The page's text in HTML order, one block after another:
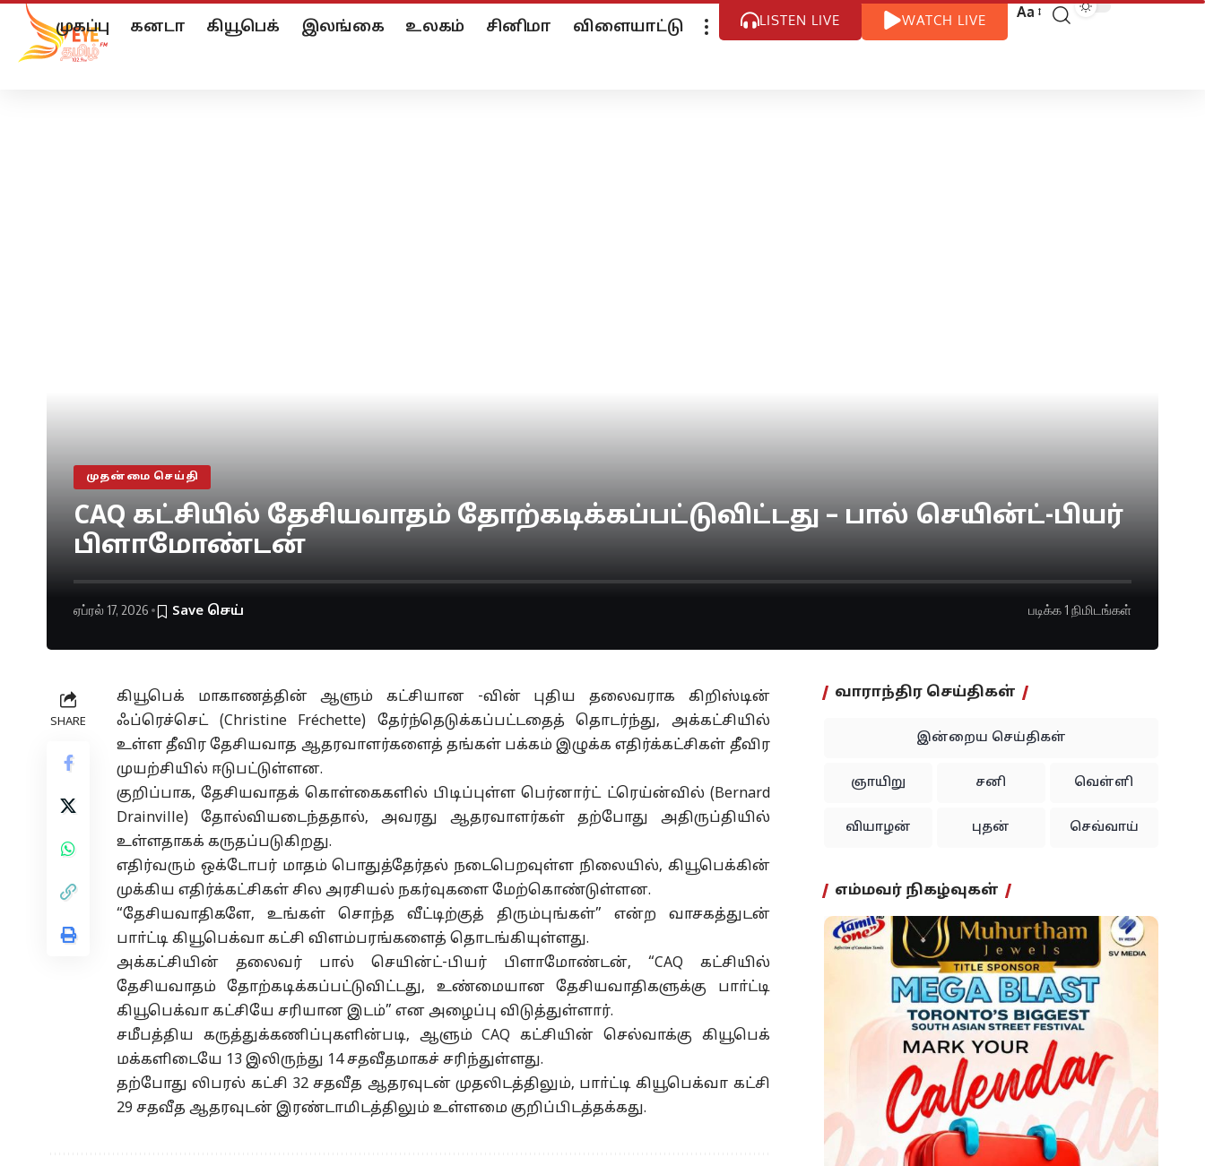
முகப்பு கனடா கியூபெக் இலங்கை உலகம் சினிமா விளையாட்டு LISTEN LIVE WATCH LIVE Aa
முதன்மை செய்தி
CAQ கட்சியில் தேசியவாதம் தோற்கடிக்கப்பட்டுவிட்டது – பால் செயின்ட்-பியர்
பிளாமோண்டன்
ஏப்ரல் 17, 2026 படிக்க 1 நிமிடங்கள்
SHARE
கியூபெக் மாகாணத்தின் ஆளும் கட்சியான -வின் புதிய தலைவராக கிறிஸ்டின்
ஃப்ரெச்செட் (Christine Fréchette) தேர்ந்தெடுக்கப்பட்டதைத் தொடர்ந்து, அக்கட்சியில்
உள்ள தீவிர தேசியவாத ஆதரவாளர்களைத் தங்கள் பக்கம் இழுக்க எதிர்க்கட்சிகள் தீவிர
முயற்சியில் ஈடுபட்டுள்ளன.
குறிப்பாக, தேசியவாதக் கொள்கைகளில் பிடிப்புள்ள பெர்னார்ட் ட்ரெய்ன்வில் (Bernard
Drainville) தோல்வியடைந்ததால், அவரது ஆதரவாளர்கள் தற்போது அதிருப்தியில்
உள்ளதாகக் கருதப்படுகிறது.
எதிர்வரும் ஒக்டோபர் மாதம் பொதுத்தேர்தல் நடைபெறவுள்ள நிலையில், கியூபெக்கின்
முக்கிய எதிர்க்கட்சிகள் சில அரசியல் நகர்வுகளை மேற்கொண்டுள்ளன.
“தேசியவாதிகளே, உங்கள் சொந்த வீட்டிற்குத் திரும்புங்கள்” என்ற வாசகத்துடன்
பாா்ட்டி கியூபெக்வா கட்சி விளம்பரங்களைத் தொடங்கியுள்ளது.
அக்கட்சியின் தலைவர் பால் செயின்ட்-பியர் பிளாமோண்டன், “CAQ கட்சியில்
தேசியவாதம் தோற்கடிக்கப்பட்டுவிட்டது, உண்மையான தேசியவாதிகளுக்கு பாா்ட்டி
கியூபெக்வா கட்சியே சரியான இடம்” என அழைப்பு விடுத்துள்ளார்.
சமீபத்திய கருத்துக்கணிப்புகளின்படி, ஆளும் CAQ கட்சியின் செல்வாக்கு கியூபெக்
மக்களிடையே 13 இலிருந்து 14 சதவீதமாகச் சரிந்துள்ளது.
தற்போது லிபரல் கட்சி 32 சதவீத ஆதரவுடன் முதலிடத்திலும், பாா்ட்டி கியூபெக்வா கட்சி
29 சதவீத ஆதரவுடன் இரண்டாமிடத்திலும் உள்ளமை குறிப்பிடத்தக்கது.
வாராந்திர செய்திகள்
இன்றைய செய்திகள்
ஞாயிறு சனி வெள்ளி
வியாழன் புதன் செவ்வாய்
எம்மவர் நிகழ்வுகள்